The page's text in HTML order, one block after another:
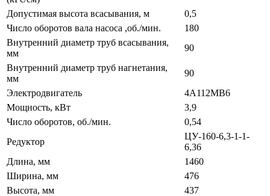
Допустимая высота всасывания, м
0,5
Число оборотов вала насоса ,об./мин.
180
Внутренний диаметр труб всасывания,
мм
90
Внутренний диаметр труб нагнетания,
мм
90
Электродвигатель
4А112МВ6
Мощность, кВт
3,9
Число оборотов, об./мин.
0,54
Редуктор
ЦУ-160-6,3-1-1-
6,36
Длина, мм
1460
Ширина, мм
476
Высота, мм
437